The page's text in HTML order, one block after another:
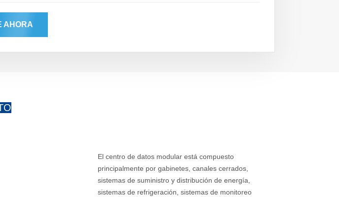
AHORA
El centro de datos modular está compuesto
principalmente por gabinetes, canales cerrados,
sistemas de suministro y distribución de energía,
sistemas de refrigeración, sistemas de monitoreo